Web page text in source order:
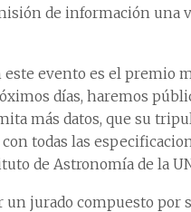
de información una
evento es el premio
días, haremos
más datos, que su
todas las
de Astronomía de la
jurado compuesto por